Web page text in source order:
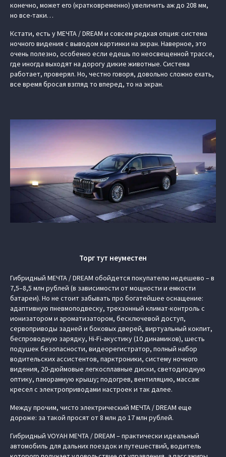
конечно, может его (кратковременно) увеличить аж до 208 мм,
но все-таки…
Кстати, есть у МЕЧТА / DREAM и совсем редкая опция: система
‎ночного видения с выводом картинки на экран. Наверное, это
очень полезно, особенно если едешь по неосвещенной трассе,
где иногда выходят на дорогу дикие животные. Система
работает, проверял. Но, честно говоря, довольно сложно ехать,
все время бросая взгляд то вперед, то на экран.
Торг тут неуместен
Гибридный МЕЧТА / DREAM обойдется покупателю недешево – в
7,5–8,5 млн рублей (в зависимости от мощности и емкости
батареи). Но не стоит забывать про богатейшее оснащение:
адаптивную пневмоподвеску, трехзонный климат-контроль с
ионизатором и ароматизатором, бесключевой доступ,
сервоприводы задней и боковых дверей, виртуальный кокпит,
беспроводную зарядку, Hi-Fi-акустику (10 динамиков), шесть
подушек безопасности, видеорегистратор, полный набор
водительских ассистентов, парктроники, систему ночного
видения, 20-дюймовые легкосплавные диски, светодиодную
оптику, панорамную крышу; подогрев, вентиляцию, массаж
кресел с электроприводами настроек и так далее.
Между прочим, чисто электрический МЕЧТА / DREAM еще
дороже: за такой просят от 8 млн до 17 млн рублей.
Гибридный VOYAH МЕЧТА / DREAM – практически идеальный
автомобиль для дальних поездок и путешествий, водитель